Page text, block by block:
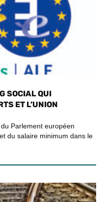
SOCIAL QUI
ET L’UNION
Parlement européen
du salaire minimum dans le